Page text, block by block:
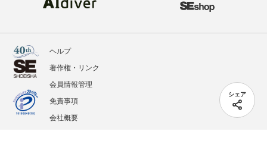
シェア
ヘルプ
著作権・リンク
会員情報管理
免責事項
会社概要